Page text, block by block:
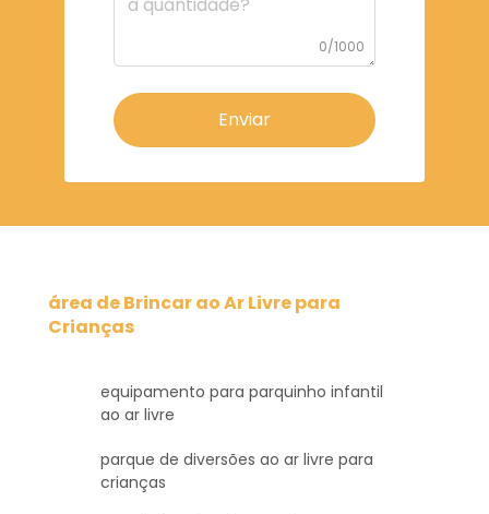
0/1000
Enviar
área de Brincar ao Ar Livre para
Crianças
equipamento para parquinho infantil
ao ar livre
parque de diversões ao ar livre para
crianças